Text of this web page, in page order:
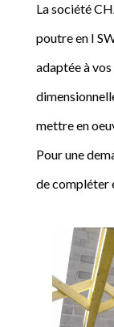
La société
poutre en I
adaptée à
mettre en
Pour une
de compléter